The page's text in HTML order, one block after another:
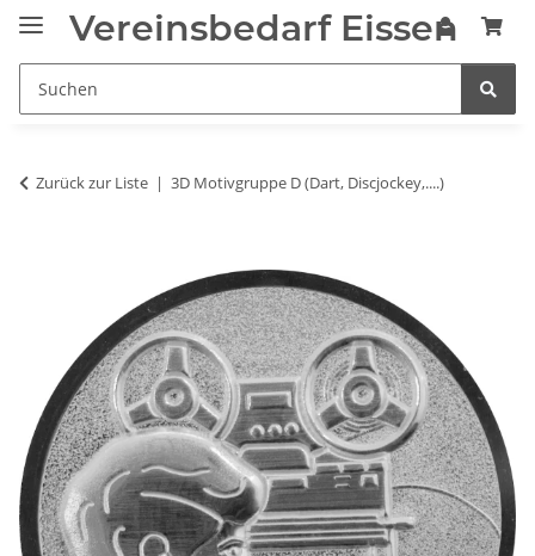
Vereinsbedarf Eissen
Zurück zur Liste 3D Motivgruppe D (Dart, Discjockey,....)